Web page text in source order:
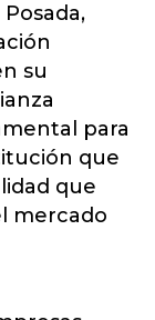
su
para
que
que
mercado